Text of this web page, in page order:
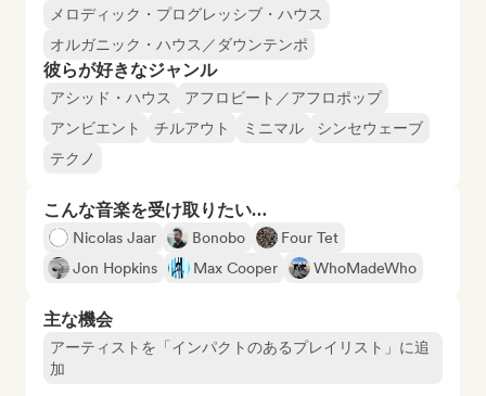
メロディック・プログレッシブ・ハウス
オルガニック・ハウス／ダウンテンポ
彼らが好きなジャンル
アシッド・ハウス
アフロビート／アフロポップ
アンビエント
チルアウト ミニマル
シンセウェーブ
テクノ
こんな音楽を受け取りたい…
Nicolas Jaar Bonobo
Four Tet
Jon Hopkins
Max Cooper WhoMadeWho
主な機会
アーティストを「インパクトのあるプレイリスト」に追
加